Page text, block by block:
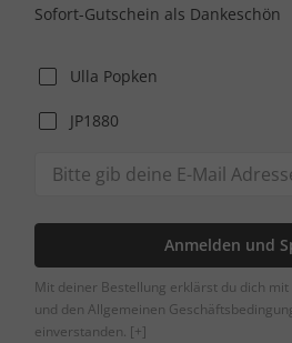
Sofort-Gutschein als Dankeschön
Ulla Popken
JP1880
Anmelden und
Mit deiner Bestellung erklärst du dich
und den Allgemeinen
einverstanden. [+]